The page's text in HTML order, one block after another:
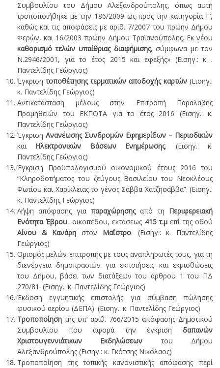
Συμβουλίου του Δήμου Αλεξανδρούπολης, όπως αυτή
τροποποιήθηκε με την 186/2009 ως προς την κατηγορία Γ’,
καθώς και τις αποφάσεις με αριθ. 7/2007 του πρώην Δήμου
Φερών, και 16/2003 πρώην Δήμου Τραϊανούπολης. Εκ νέου
καθορισμό τελών υπαίθριας διαφήμισης, σύμφωνα με τον
Ν.2946/2001, για το έτος 2015 και εφεξής» (Εισηγ.: κ .
Παντελίδης Γεώργιος)
Έγκριση τοποθέτησης τερματικών αποδοχής καρτών (Εισηγ.:
κ. Παντελίδης Γεώργιος)
Αντικατάσταση μέλους στην Επιτροπή Παραλαβής
Προμηθειών του ΕΚΠΟΤΑ για το έτος 2016 (Εισηγ.: κ.
Παντελίδης Γεώργιος)
Έγκριση Ανανέωσης Συνδρομών Εφημερίδων – Περιοδικών
καιΗλεκτρονικών Βάσεων Ενημέρωσης. (Εισηγ.: κ.
Παντελίδης Γεώργιος)
Έγκριση Προϋπολογισμού οικονομικού έτους 2016 του
“Κληροδοτήματος του ζεύγους Βασιλείου του Νεοκλέους
Φωτίου και Χαρίκλειας το γένος Σάββα Χατζησάββα”. (Εισηγ.:
κ. Παντελίδης Γεώργιος)
Λήψη απόφασης για παραχώρησηςαπό τη Περιφερειακή
Ενότητα Έβρου, οικοπέδου, εκτάσεως 415 τ.μεπί της οδού
Αίνου & Κανάρη στον Μαΐστρο. (Εισηγ.: κ. Παντελίδης
Γεώργιος)
Ορισμός μελών επιτροπής με τους αναπληρωτές τους, για τη
διενέργεια δημοπρασιών για εκποιήσεις και εκμισθώσεις
του Δήμου, βάσει των διατάξεων του άρθρου 1 του ΠΔ
270/81. (Εισηγ.: κ. Παντελίδης Γεώργιος)
Έκδοση εγγυητικής επιστολής για σύμβαση πώλησης
φυσικού αερίου (ΔΕΠΑ). (Εισηγ.: κ. Παντελίδης Γεώργιος)
Τροποποίηση της υπ’ αριθ. 766/2015 απόφασης Δημοτικού
Συμβουλίου που αφορά την έγκριση δαπανών
Χριστουγεννιάτικων Εκδηλώσεων του Δήμου
Αλεξανδρούπολης (Εισηγ.: κ. Γκότσης Νικόλαος)
Τροποποίηση της τοπικής κανονιστικής απόφασης περί